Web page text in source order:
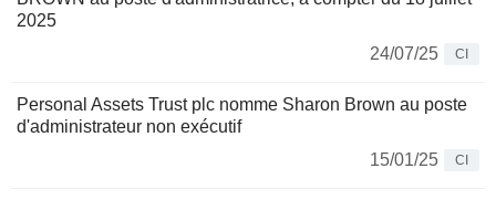
2025
24/07/25
CI
Personal Assets Trust plc nomme Sharon Brown au poste
d'administrateur non exécutif
15/01/25
CI